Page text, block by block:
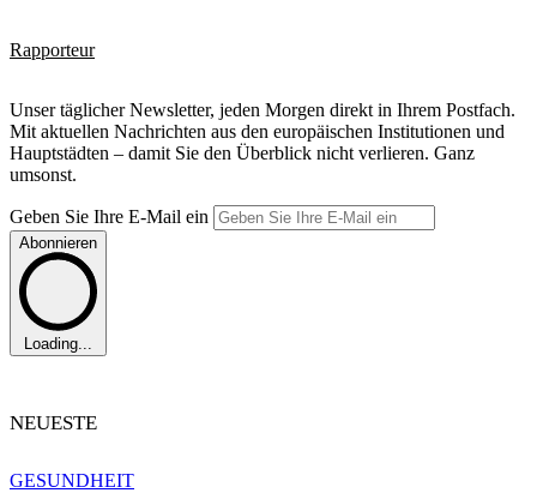
Rapporteur
Unser täglicher Newsletter, jeden Morgen direkt in Ihrem Postfach.
Mit aktuellen Nachrichten aus den europäischen Institutionen und
Hauptstädten – damit Sie den Überblick nicht verlieren. Ganz
umsonst.
Geben Sie Ihre E-Mail ein
Abonnieren
Loading...
NEUESTE
GESUNDHEIT